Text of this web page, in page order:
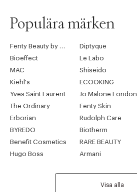
Populära märken
Fenty Beauty by Rihanna Diptyque
Bioeffect
Le Labo
MAC
Shiseido
Kiehl's
ECOOKING
Yves Saint Laurent
Jo Malone London
The Ordinary
Fenty Skin
Erborian
Rudolph Care
BYREDO
Biotherm
Benefit Cosmetics
RARE BEAUTY
Hugo Boss
Armani
Visa alla